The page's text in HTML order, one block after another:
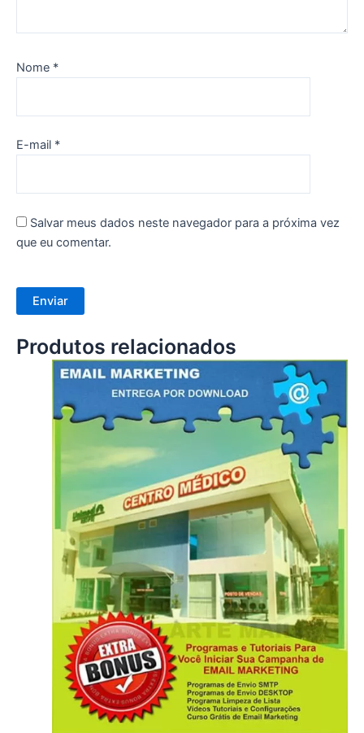
Nome *
E-mail *
Salvar meus dados neste navegador para a próxima vez
que eu comentar.
Produtos relacionados